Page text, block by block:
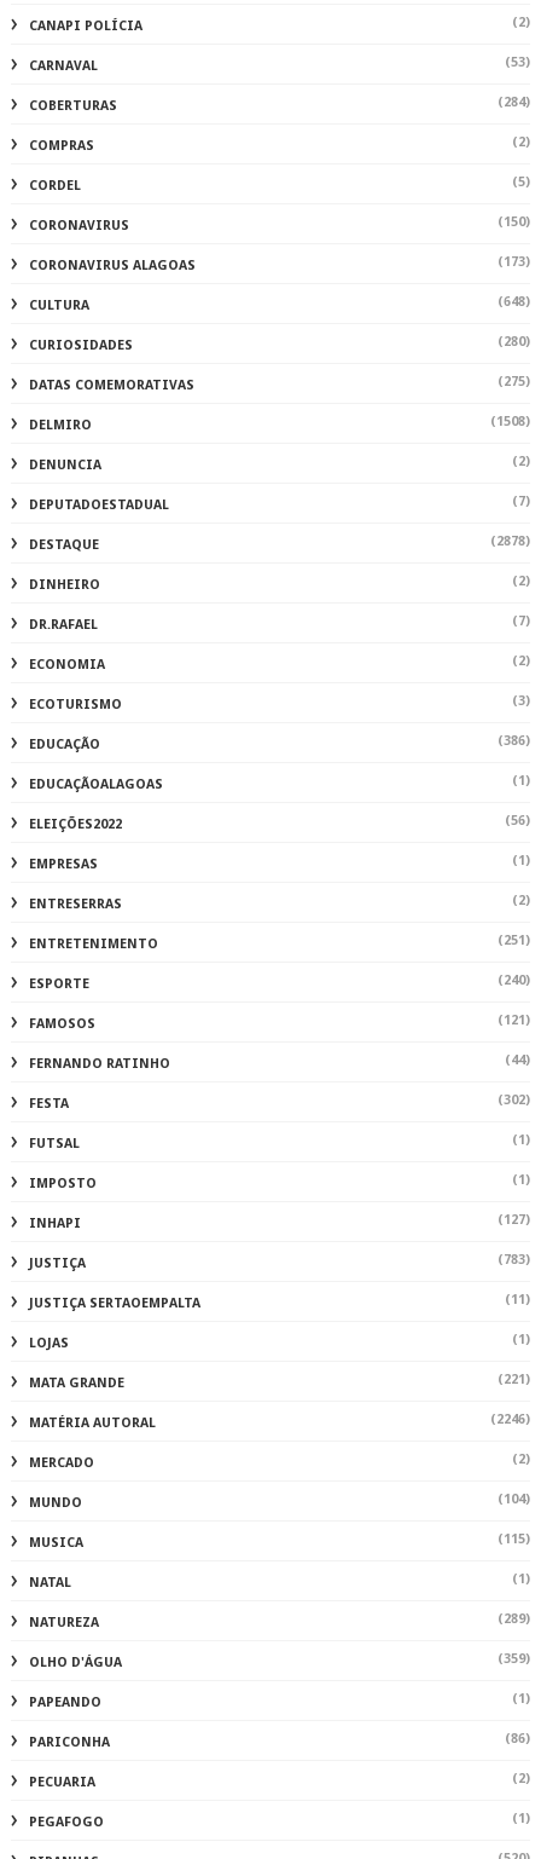
CANAPI POLÍCIA (2)
CARNAVAL (53)
COBERTURAS (284)
COMPRAS (2)
CORDEL (5)
CORONAVIRUS (150)
CORONAVIRUS ALAGOAS (173)
CULTURA (648)
CURIOSIDADES (280)
DATAS COMEMORATIVAS (275)
DELMIRO (1508)
DENUNCIA (2)
DEPUTADOESTADUAL (7)
DESTAQUE (2878)
DINHEIRO (2)
DR.RAFAEL (7)
ECONOMIA (2)
ECOTURISMO (3)
EDUCAÇÃO (386)
EDUCAÇÃOALAGOAS (1)
ELEIÇÕES2022 (56)
EMPRESAS (1)
ENTRESERRAS (2)
ENTRETENIMENTO (251)
ESPORTE (240)
FAMOSOS (121)
FERNANDO RATINHO (44)
FESTA (302)
FUTSAL (1)
IMPOSTO (1)
INHAPI (127)
JUSTIÇA (783)
JUSTIÇA SERTAOEMPALTA (11)
LOJAS (1)
MATA GRANDE (221)
MATÉRIA AUTORAL (2246)
MERCADO (2)
MUNDO (104)
MUSICA (115)
NATAL (1)
NATUREZA (289)
OLHO D'ÁGUA (359)
PAPEANDO (1)
PARICONHA (86)
PECUARIA (2)
PEGAFOGO (1)